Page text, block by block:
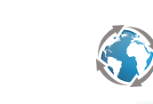
Was ist die VPI-
Historische Euribor-
Inflationsrechner